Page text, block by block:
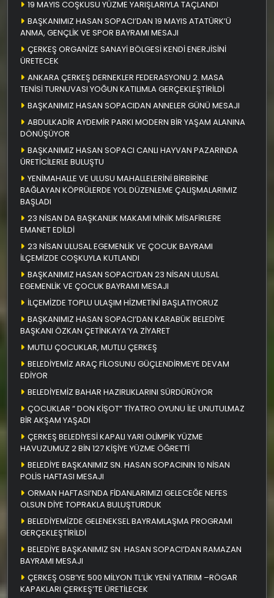
19 MAYIS COŞKUSU YÜZME YARIŞLARIYLA TAÇLANDI
BAŞKANIMIZ HASAN SOPACI’DAN 19 MAYIS ATATÜRK’Ü
ANMA, GENÇLİK VE SPOR BAYRAMI MESAJI
ÇERKEŞ ORGANİZE SANAYİ BÖLGESİ KENDİ ENERJİSİNİ
ÜRETECEK
ANKARA ÇERKEŞ DERNEKLER FEDERASYONU 2. MASA
TENİSİ TURNUVASI YOĞUN KATILIMLA GERÇEKLEŞTİRİLDİ
BAŞKANIMIZ HASAN SOPACIDAN ANNELER GÜNÜ MESAJI
ABDULKADİR AYDEMİR PARKI MODERN BİR YAŞAM ALANINA
DÖNÜŞÜYOR
BAŞKANIMIZ HASAN SOPACI CANLI HAYVAN PAZARINDA
ÜRETİCİLERLE BULUŞTU
YENİMAHALLE VE ULUSU MAHALLELERİNİ BİRBİRİNE
BAĞLAYAN KÖPRÜLERDE YOL DÜZENLEME ÇALIŞMALARIMIZ
BAŞLADI
23 NİSAN DA BAŞKANLIK MAKAMI MİNİK MİSAFİRLERE
EMANET EDİLDİ
23 NİSAN ULUSAL EGEMENLİK VE ÇOCUK BAYRAMI
İLÇEMİZDE COŞKUYLA KUTLANDI
BAŞKANIMIZ HASAN SOPACI’DAN 23 NİSAN ULUSAL
EGEMENLİK VE ÇOCUK BAYRAMI MESAJI
İLÇEMİZDE TOPLU ULAŞIM HİZMETİNİ BAŞLATIYORUZ
BAŞKANIMIZ HASAN SOPACI’DAN KARABÜK BELEDİYE
BAŞKANI ÖZKAN ÇETİNKAYA’YA ZİYARET
MUTLU ÇOCUKLAR, MUTLU ÇERKEŞ
BELEDİYEMİZ ARAÇ FİLOSUNU GÜÇLENDİRMEYE DEVAM
EDİYOR
BELEDİYEMİZ BAHAR HAZIRLIKLARINI SÜRDÜRÜYOR
ÇOCUKLAR “ DON KİŞOT” TİYATRO OYUNU İLE UNUTULMAZ
BİR AKŞAM YAŞADI
ÇERKEŞ BELEDİYESİ KAPALI YARI OLİMPİK YÜZME
HAVUZUMUZ 2 BİN 127 KİŞİYE YÜZME ÖĞRETTİ
BELEDİYE BAŞKANIMIZ SN. HASAN SOPACININ 10 NİSAN
POLİS HAFTASI MESAJI
ORMAN HAFTASI’NDA FİDANLARIMIZI GELECEĞE NEFES
OLSUN DİYE TOPRAKLA BULUŞTURDUK
BELEDİYEMİZDE GELENEKSEL BAYRAMLAŞMA PROGRAMI
GERÇEKLEŞTİRİLDİ
BELEDİYE BAŞKANIMIZ SN. HASAN SOPACI’DAN RAMAZAN
BAYRAMI MESAJI
ÇERKEŞ OSB’YE 500 MİLYON TL’LİK YENİ YATIRIM –RÖGAR
KAPAKLARI ÇERKEŞ’TE ÜRETİLECEK